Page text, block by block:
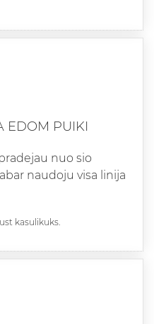
EDOM PUIKI
nuo sio
naudoju visa linija
kasulikuks.